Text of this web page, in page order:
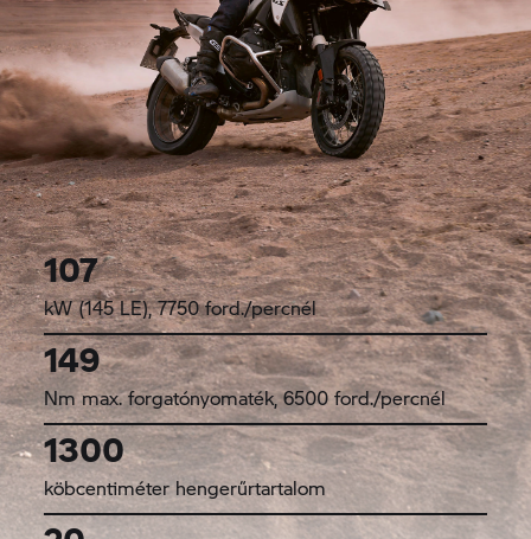
107
kW (145 LE), 7750 ford./percnél
149
Nm max. forgatónyomaték, 6500 ford./percnél
1300
köbcentiméter hengerűrtartalom